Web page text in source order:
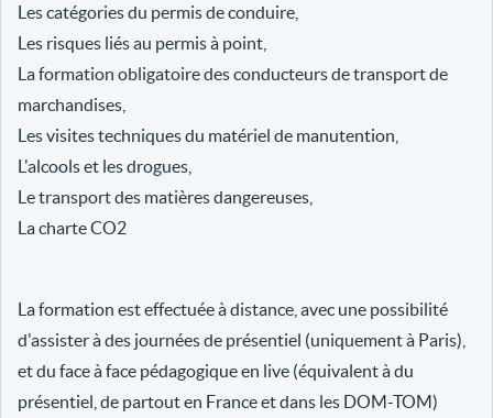
Les catégories du permis de conduire,
Les risques liés au permis à point,
La formation obligatoire des conducteurs de transport de
marchandises,
Les visites techniques du matériel de manutention,
L'alcools et les drogues,
Le transport des matières dangereuses,
La charte CO2
La formation est effectuée à distance, avec une possibilité
d'assister à des journées de présentiel (uniquement à Paris),
et du face à face pédagogique en live (équivalent à du
présentiel, de partout en France et dans les DOM-TOM)